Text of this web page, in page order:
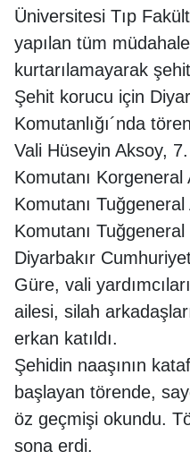
Üniversitesi Tıp
yapılan tüm
kurtarılamayarak
Şehit korucu için
Komutanlığı´nda
Vali Hüseyin Aksoy,
Komutanı
Komutanı
Komutanı
Diyarbakır
Güre, vali
ailesi, silah
erkan katıldı.
Şehidin naaşının
başlayan törende,
öz geçmişi okundu.
sona erdi.